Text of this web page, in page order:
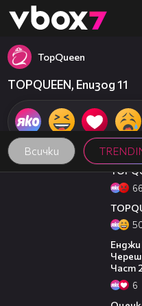
👾
Всички
TopQuеen
TOPQUEEN, Епизод 11
29:01
66
Енджи
Част
6